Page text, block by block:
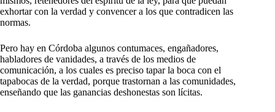
exhortar con la verdad y convencer a los que contradicen las
normas.
Pero hay en Córdoba algunos contumaces, engañadores,
habladores de vanidades, a través de los medios de
comunicación, a los cuales es preciso tapar la boca con el
tapabocas de la verdad, porque trastornan a las comunidades,
enseñando que las ganancias deshonestas son lícitas.